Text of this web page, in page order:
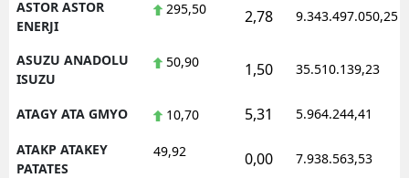
ASTOR ASTOR
ENERJI
295,50 2,78 9.343.497.050,25
ASUZU ANADOLU
ISUZU
50,90 1,50 35.510.139,23
ATAGY ATA GMYO 10,70 5,31 5.964.244,41
ATAKP ATAKEY
PATATES
49,92 0,00 7.938.563,53